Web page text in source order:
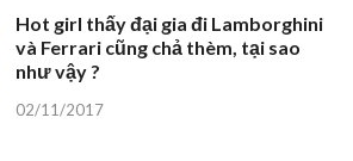
Hot girl thấy đại gia đi Lamborghini
và Ferrari cũng chả thèm, tại sao
như vậy ?
02/11/2017